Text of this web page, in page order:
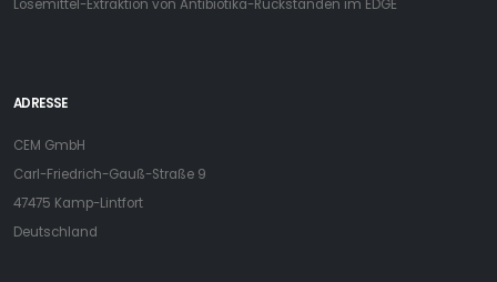
Lösemittel-Extraktion von Antibiotika-Rückstanden im EDGE
ADRESSE
CEM GmbH
Carl-Friedrich-Gauß-Straße 9
47475 Kamp-Lintfort
Deutschland